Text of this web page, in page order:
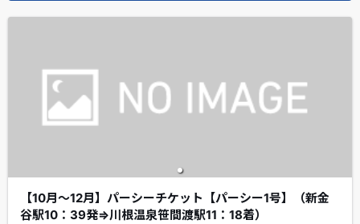
【10月～12月】パーシーチケット【パーシー1号】（新金
谷駅10：39発⇒川根温泉笹間渡駅11：18着）